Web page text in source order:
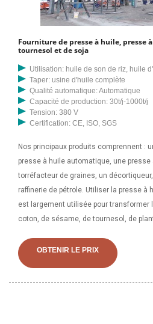
Fourniture de presse à huile, presse
tournesol et de soja
Utilisation: huile de son de riz, huile
Taper: usine d'huile complète
Qualité automatique: Automatique
Capacité de production: 30t/j-1000t/j
Tension: 380 V
Certification: CE, ISO, SGS
Nos principaux produits comprennent :
presse à huile automatique, une presse
torréfacteur de graines, un
raffinerie de pétrole. Utiliser la presse à
est largement utilisée pour transformer
coton, de sésame, de tournesol, de
haute qualité. Flora Appliances est
d'extraction d'huile, Top Machine à huile
OBTENIR LE PRIX